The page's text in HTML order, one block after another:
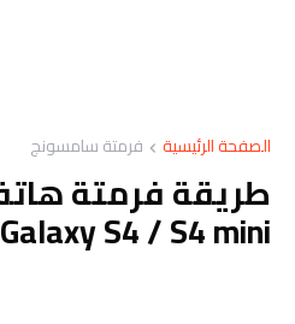
الصفحة الرئيسية فرمتة سامسونج
Galaxy S4 / S4 mini